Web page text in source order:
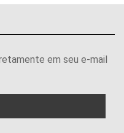
em seu e-mail